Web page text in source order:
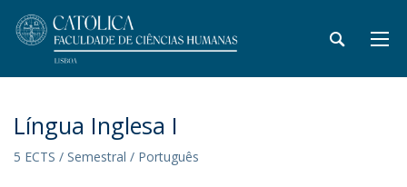
Língua Inglesa I
5 ECTS / Semestral / Português